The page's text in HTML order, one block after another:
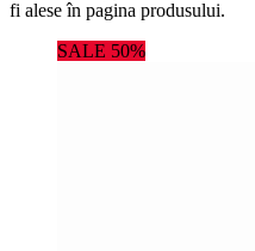
fi alese în pagina produsului.
SALE 50%